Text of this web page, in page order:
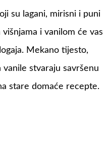
su lagani, mirisni i puni
i vanilom će vas
Mekano tijesto,
stvaraju savršenu
stare domaće recepte.